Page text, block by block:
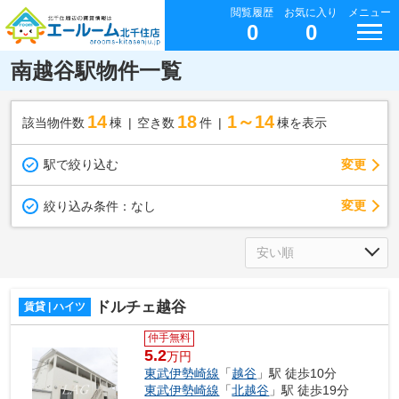
閲覧履歴
0
お気に入り
0
メニュー
南越谷駅物件一覧
該当物件数 14棟 空き数 18 件 1～14 棟を表示
駅で絞り込む 変更
絞り込み条件： なし 変更
賃貸 | ハイツ ドルチェ越谷
仲手無料
5.2万円
東武伊勢崎線 「越谷 」駅 徒歩10分
東武伊勢崎線 「北越谷 」駅 徒歩19分